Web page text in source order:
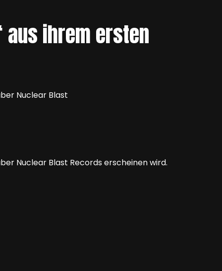
aus ihrem ersten
Nuclear Blast
Nuclear Blast Records erscheinen wird.